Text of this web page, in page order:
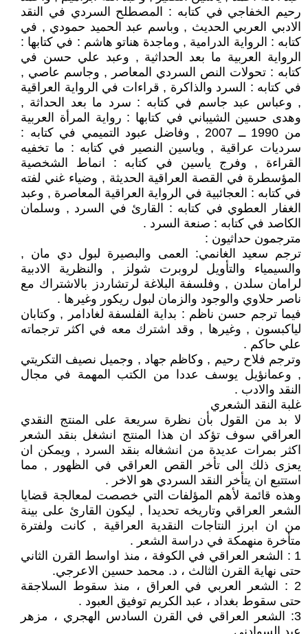
رحيم الخفاجي في كتابه : المصطلح السردي في النقد
الادبي العربي الحديث , وباسم عبد الحميد حمودي , في
كتابه : الرواية الدرامية , وماجدة هناتو هاشم : في كتابها :
الرواية العربية ما بعد الحداثية , وعبد علي حسن في
كتابه : تحولات النص السردي المعاصر , وجاسم عاصي ,
في كتابه : السرد والذاكرة , قراءات في الرواية العراقية
, وعباس عبد جاسم في كتابه : سرد ما بعد الحداثة ,
وهدى حسين الشيباني في كتابها : رواية المرأة العربية
من 1990 ــ 2007 , وفاضل عبود التميمي في كتابه :
سرديات عراقية , وياسين النصير في كتابه : ما تخفيه
القراءة , وفرج ياسين في كتابه : انماط الشخصية
المؤسطرة في القصة العراقية الحديثة , وضياء غني لفته
في كتابه : العجائبية في الرواية العراقية المعاصرة , وعبد
الغفار العطوي في كتابه : القارئ في السرد , وسلمان
الكاصد في كتابه : صنعة السرد .
مترجمون حداثيون :
ترجم سعيد الغانمي: العمى والبصيرة لبول دي مان ,
والسيمياء والتأويل لروبرت شولز , والنظرية الادبية
لرامان سلدن , وفلسفة البلاغة لرتشاردز بالاشتراك مع
ناصر حلاوي والوجود والزمان لبول ريكور وغيرها .
فيما ترجم حسن ناظم : بداية الفلسفة لغادامر , وكتابان
لياكبسون , وغيرها , وقد اشترك معه في اكثر ترجماته
علي حاكم .
وترجم فلاح رحيم , وكاظم جهاد , وجميل نصيف التكريتي
, وعمانؤيل يوسف عددا من الكتب المهمة في مجال
النقد والادب .
غلبة النقد الشعري
لا بد من القول بأن نظرة سريعة على المنتج النقدي
العراقي سوف تؤكد ان هذا المنتج انشغل بنقد الشعر
اكثر بمرات عديدة من انشغاله بنقد السرد , ويمكن ان
يعزى ذلك الى تأخر القص العراقي في الظهور , مما
استتبع ان يتأخر النقد السردي هو الاخر .
وهذه قائمة لأهم المؤلفات التي خصصت لمعالجة قضايا
الشعر العراقي وتاريخه تحديدا , ليكون القارئ على بينة
من ان ابرز النتاجات النقدية العراقية , كانت ولفترة
متأخرة منهمكة في دراسة الشعر .
1 : الشعر العراقي في الكوفة ، منذ اواسط القرن الثاني
حتى نهاية القرن الثالث ، د. محمد حسين الاعرجي.
2 : الشعر العربي في العراق ، منذ سقوط السلاجقة
حتى سقوط بغداد ، عبد الكريم توفيق العبود .
3: الشعر العراقي في القرن السادس الهجري ، مزهر